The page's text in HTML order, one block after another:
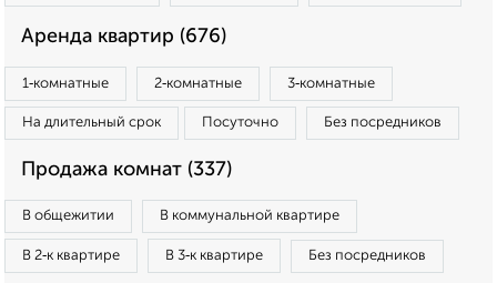
Аренда квартир (676)
1‑комнатные 2‑комнатные 3‑комнатные
На длительный срок Посуточно Без посредников
Продажа комнат (337)
В общежитии В коммунальной квартире
В 2‑к квартире В 3‑к квартире Без посредников